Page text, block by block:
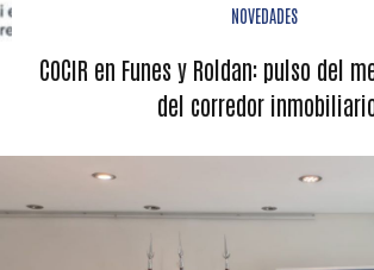
NOVEDADES
COCIR en Funes y Roldan: pulso del
del corredor